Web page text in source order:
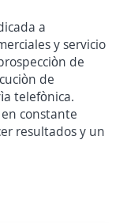
a
y servicio
de
de
telefònica.
constante
resultados y un